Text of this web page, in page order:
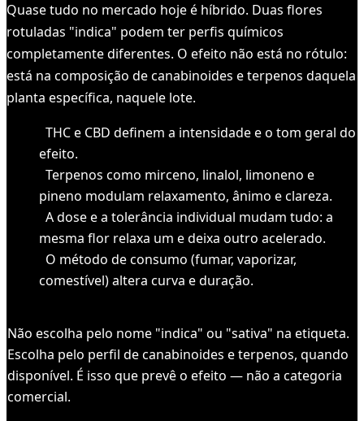
Quase tudo no mercado hoje é híbrido. Duas flores
rotuladas "indica" podem ter perfis químicos
completamente diferentes. O efeito não está no rótulo:
está na composição de canabinoides e terpenos daquela
planta específica, naquele lote.
THC e CBD definem a intensidade e o tom geral do
efeito.
Terpenos como mirceno, linalol, limoneno e
pineno modulam relaxamento, ânimo e clareza.
A dose e a tolerância individual mudam tudo: a
mesma flor relaxa um e deixa outro acelerado.
O método de consumo (fumar, vaporizar,
comestível) altera curva e duração.
Não escolha pelo nome "indica" ou "sativa" na etiqueta.
Escolha pelo perfil de canabinoides e terpenos, quando
disponível. É isso que prevê o efeito — não a categoria
comercial.